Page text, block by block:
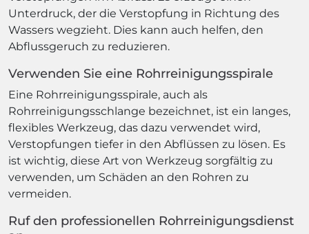
Unterdruck, der die Verstopfung in Richtung des
Wassers wegzieht. Dies kann auch helfen, den
Abflussgeruch zu reduzieren.
Verwenden Sie eine Rohrreinigungsspirale
Eine Rohrreinigungsspirale, auch als
Rohrreinigungsschlange bezeichnet, ist ein langes,
flexibles Werkzeug, das dazu verwendet wird,
Verstopfungen tiefer in den Abflüssen zu lösen. Es
ist wichtig, diese Art von Werkzeug sorgfältig zu
verwenden, um Schäden an den Rohren zu
vermeiden.
Ruf den professionellen Rohrreinigungsdienst